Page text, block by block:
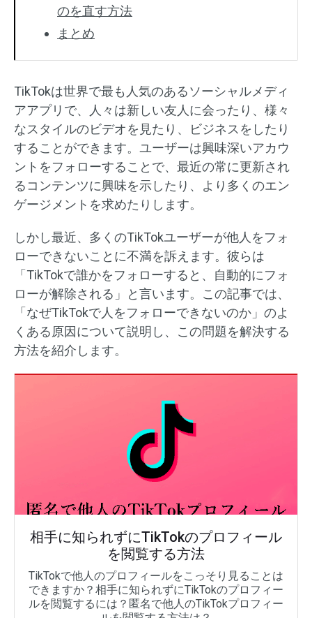
のを直す方法
まとめ
TikTokは世界で最も人気のあるソーシャルメディ
アアプリで、人々は新しい友人に会ったり、様々
なスタイルのビデオを見たり、ビジネスをしたり
することができます。ユーザーは興味深いアカウ
ントをフォローすることで、最近の常に更新され
るコンテンツに興味を示したり、より多くのエン
ゲージメントを求めたりします。
しかし最近、多くのTikTokユーザーが他人をフォ
ローできないことに不満を訴えます。彼らは
「TikTokで誰かをフォローすると、自動的にフォ
ローが解除される」と言います。この記事では、
「なぜTikTokで人をフォローできないのか」のよ
くある原因について説明し、この問題を解決する
方法を紹介します。
相手に知られずにTikTokのプロフィール
を閲覧する方法
TikTokで他人のプロフィールをこっそり見ることは
できますか？相手に知られずにTikTokのプロフィー
ルを閲覧するには？匿名で他人のTikTokプロフィー